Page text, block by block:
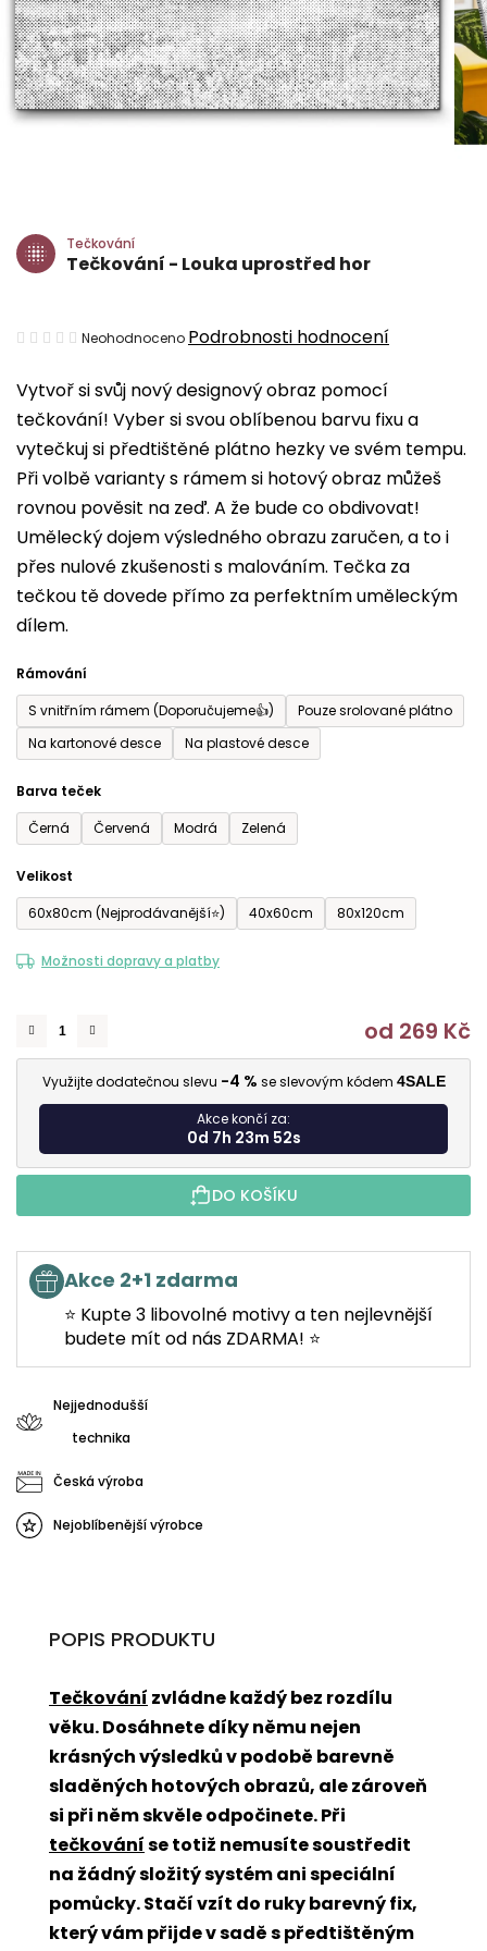
Vytvoř si svůj nový designový obraz pomocí
tečkování! Vyber si svou oblíbenou barvu fixu a
vytečkuj si předtištěné plátno hezky ve svém tempu.
Při volbě varianty s rámem si hotový obraz můžeš
rovnou pověsit na zeď. A že bude co obdivovat!
Umělecký dojem výsledného obrazu zaručen, a to i
přes nulové zkušenosti s malováním. Tečka za
tečkou tě dovede přímo za perfektním uměleckým
dílem.
Rámování
S vnitřním rámem (Doporučujeme👍)
Pouze srolované plátno
Na kartonové desce
Na plastové desce
Barva teček
Černá
Červená Modrá Zelená
Velikost
60x80cm (Nejprodávanější⭐)
40x60cm 80x120cm
Možnosti dopravy a platby
od 269 Kč
Využijte dodatečnou slevu -4 % se slevovým kódem 4SALE
Akce končí za:
0d 7h 23m 51s
DO KOŠÍKU
Akce 2+1 zdarma
⭐ Kupte 3 libovolné motivy a ten nejlevnější
budete mít od nás ZDARMA! ⭐
Nejjednodušší
technika
Česká výroba
Nejoblíbenější výrobce
Tečkování
Tečkování - Louka uprostřed hor
Průměrné
produktu
je
0,0
z
5
hvězdiček.
Neohodnoceno Podrobnosti hodnocení
POPIS PRODUKTU
Tečkování zvládne každý bez rozdílu
věku. Dosáhnete díky němu nejen
krásných výsledků v podobě barevně
sladěných hotových obrazů, ale zároveň
si při něm skvěle odpočinete. Při
tečkováníse totiž nemusíte soustředit
na žádný složitý systém ani speciální
pomůcky. Stačí vzít do ruky barevný fix,
který vám přijde v sadě s předtištěným